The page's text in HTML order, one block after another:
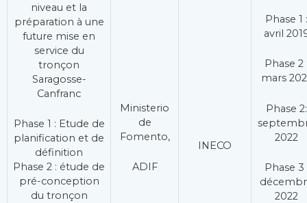
niveau et la
préparation à une
future mise en
service du
tronçon
Saragosse-
Canfranc
Phase 1 : Etude de
planification et de
définition
Phase 2 : étude de
pré-conception
du tronçon
Ministerio
de
Fomento,
ADIF
INECO
Phase 1 :
avril
Phase 2
mars
Phase 2:
2022
Phase 3
2022